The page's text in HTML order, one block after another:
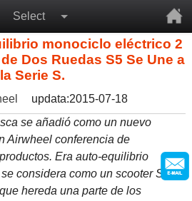
Select
monociclo eléctrico 2
Dos Ruedas S5 Se Une a
la Serie S.
updata:2015-07-18
se añadió como un nuevo
Airwheel conferencia de
Era auto-equilibrio
considera como un scooter SUV
hereda una parte de los